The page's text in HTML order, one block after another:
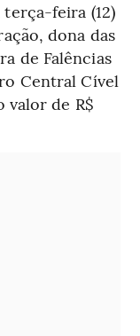
feira (12)
dona das
de Falências
Central Cível
valor de R$